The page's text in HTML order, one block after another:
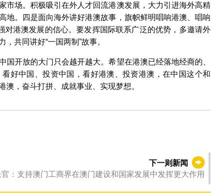
市场。积极吸引在外人才回流港澳发展，大力引进海外高精
地。四是面向海外讲好港澳故事，旗帜鲜明唱响港澳、唱响
对港澳发展的信心。要发挥国际联系广泛的优势，多邀请外
共同讲好“一国两制”故事。
国开放的大门只会越开越大。希望在港澳已经落地经商的、
好中国、投资中国，看好港澳、投资港澳，在中国这个和
，奋斗打拼、成就事业、实现梦想。
下一则新闻
：支持澳门工商界在澳门建设和国家发展中发挥更大作用